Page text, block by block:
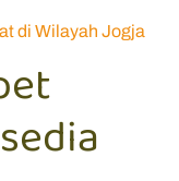
di Wilayah Jogja